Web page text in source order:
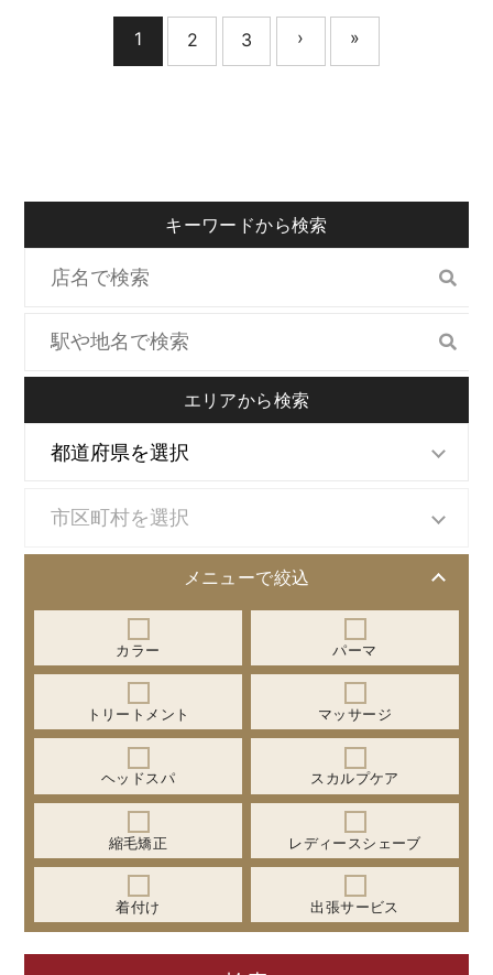
1 2 3 › »
キーワードから検索
エリアから検索
メニューで絞込
カラー パーマ
トリートメント マッサージ
ヘッドスパ スカルプケア
縮毛矯正 レディースシェーブ
着付け 出張サービス